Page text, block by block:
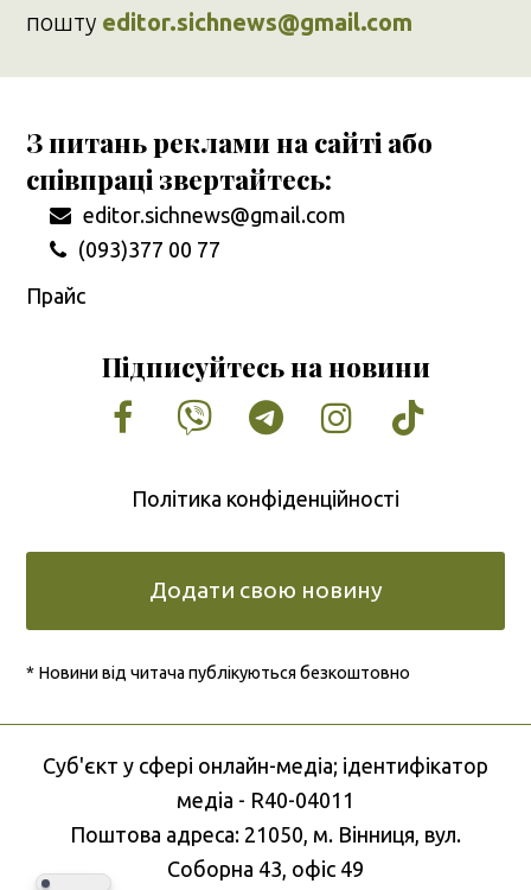
пошту editor.sichnews@gmail.com
З питань реклами на сайті або
співпраці звертайтесь:
editor.sichnews@gmail.com
(093)377 00 77
Прайс
Підписуйтесь на новини
Facebook
VimeoTumblrInstagram
Tiktok
Політика конфіденційності
Додати свою новину
* Новини від читача публікуються безкоштовно
Cуб'єкт у сфері онлайн-медіа; ідентифікатор
медіа - R40-04011
Поштова адреса: 21050, м. Вінниця, вул.
Соборна 43, офіс 49